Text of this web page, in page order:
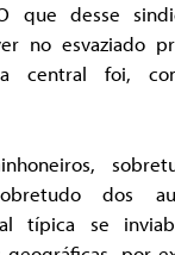
que desse
no esvaziado
central foi,
dos
típica se